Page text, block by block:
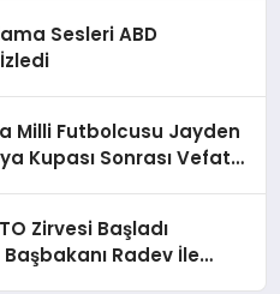
Sesleri ABD
İzledi
Milli Futbolcusu Jayden
Kupası Sonrası Vefat
Zirvesi Başladı
Radev İle